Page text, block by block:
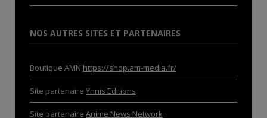
NOS AUTRES SITES ET PARTENAIRES
Boutique AMN https://shop.am-media.fr/
Site partenaire Ynnis Editions
Site partenaire Anime News Network